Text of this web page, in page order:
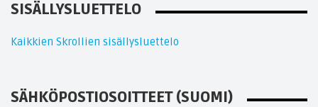
SISÄLLYSLUETTELO
Kaikkien Skrollien sisällysluettelo
SÄHKÖPOSTIOSOITTEET (SUOMI)